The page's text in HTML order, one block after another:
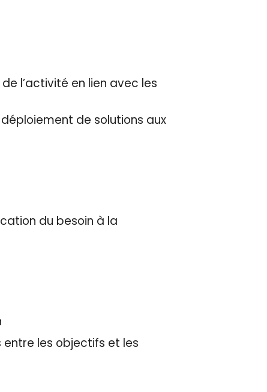
l’activité en lien avec les
de solutions aux
du besoin à la
entre les objectifs et les